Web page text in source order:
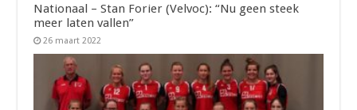
Nationaal – Stan Forier (Velvoc): “Nu geen steek
meer laten vallen”
26 maart 2022